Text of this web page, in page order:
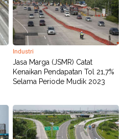
Industri
Jasa Marga (JSMR) Catat
Kenaikan Pendapatan Tol 21,7%
Selama Periode Mudik 2023